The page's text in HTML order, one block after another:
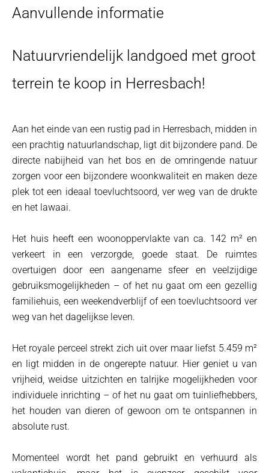
Aanvullende informatie
Natuurvriendelijk landgoed met groot
terrein te koop in Herresbach!
Aan het einde van een rustig pad in Herresbach, midden in
een prachtig natuurlandschap, ligt dit bijzondere pand. De
directe nabijheid van het bos en de omringende natuur
zorgen voor een bijzondere woonkwaliteit en maken deze
plek tot een ideaal toevluchtsoord, ver weg van de drukte
en het lawaai.
Het huis heeft een woonoppervlakte van ca. 142 m² en
verkeert in een verzorgde, goede staat. De ruimtes
overtuigen door een aangename sfeer en veelzijdige
gebruiksmogelijkheden – of het nu gaat om een gezellig
familiehuis, een weekendverblijf of een toevluchtsoord ver
weg van het dagelijkse leven.
Het royale perceel strekt zich uit over maar liefst 5.459 m²
en ligt midden in de ongerepte natuur. Hier geniet u van
vrijheid, weidse uitzichten en talrijke mogelijkheden voor
individuele inrichting – of het nu gaat om tuinliefhebbers,
het houden van dieren of gewoon om te ontspannen in
absolute rust.
Momenteel wordt het pand gebruikt en verhuurd als